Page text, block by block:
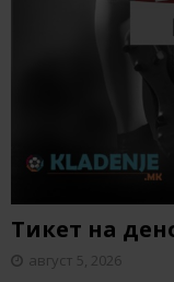
Тикет на
август 5, 2026